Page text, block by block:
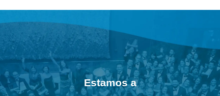
Estamos a